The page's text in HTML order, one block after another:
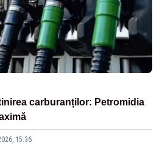
carburanților: Petromidia
15:36